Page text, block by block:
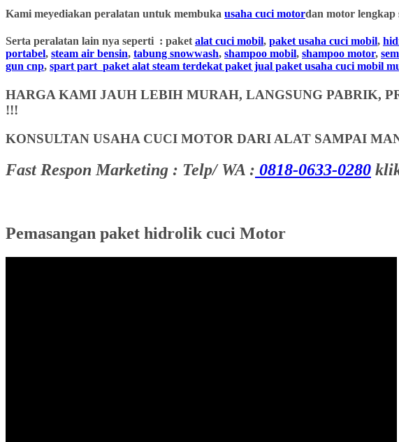
Kami meyediakan peralatan untuk membuka usaha cuci motordan motor lengkap
Serta peralatan lain nya seperti : paket alat cuci mobil, paket usaha cuci mobil,
portabel, steam air bensin, tabung snowwash, shampoo mobil, shampoo motor,
gun cnp, spart part paket alat steam terdekat paket jual paket usaha cuci mobil
HARGA KAMI JAUH LEBIH MURAH, LANGSUNG PABRIK,
!!!
KONSULTAN USAHA CUCI MOTOR DARI ALAT SAMPAI
Fast Respon Marketing : Telp/ WA : 0818-0633-0280
Pemasangan paket hidrolik cuci Motor